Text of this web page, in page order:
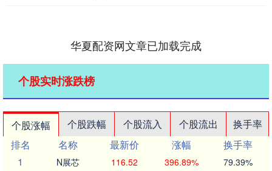
华夏配资网文章已加载完成
个股实时涨跌榜
个股涨幅 个股跌幅 个股流入 个股流出
换手率
排名
名称 最新价 涨幅
换手率
1
N展芯 116.52 396.89% 79.39%